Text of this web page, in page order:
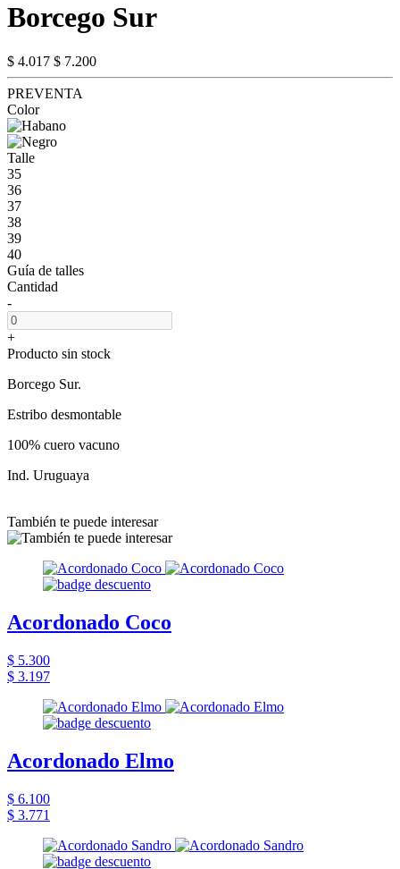
Borcego Sur
$ 4.017 $ 7.200
PREVENTA
Color
Talle
35
36
37
38
39
40
Guía de talles
Cantidad
-
+
Producto sin stock
Borcego Sur.
Estribo desmontable
100% cuero vacuno
Ind. Uruguaya
También te puede interesar
Acordonado Coco
$ 5.300
$ 3.197
Acordonado Elmo
$ 6.100
$ 3.771